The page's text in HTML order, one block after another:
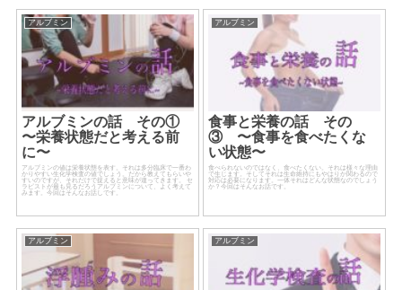
アルブミン
アルブミンの話 その①
〜栄養状態だと考える前
に〜
アルブミンの値は栄養状態を表す。それは多分臨床で一番わ
かりやすい生化学検査の値でしょう。だから教えてもらいや
すいのですが、それだけで捉えると意味が違ってきます。 セ
ラピストが最も見るだろうアルブミンについて、よく考えて
みます。今回はそんなお話しです。
アルブミン
食事と栄養の話 その
③ 〜食事を食べたくな
い状態〜
食べられないのではなく、食べたくない。それは様々な理由
で生じます。そしてそれは生命維持にもやはりか関わるので
対応は必要になります。一体それはどんな状態なのでしょう
か？今回はそんなお話です。
アルブミン アルブミン